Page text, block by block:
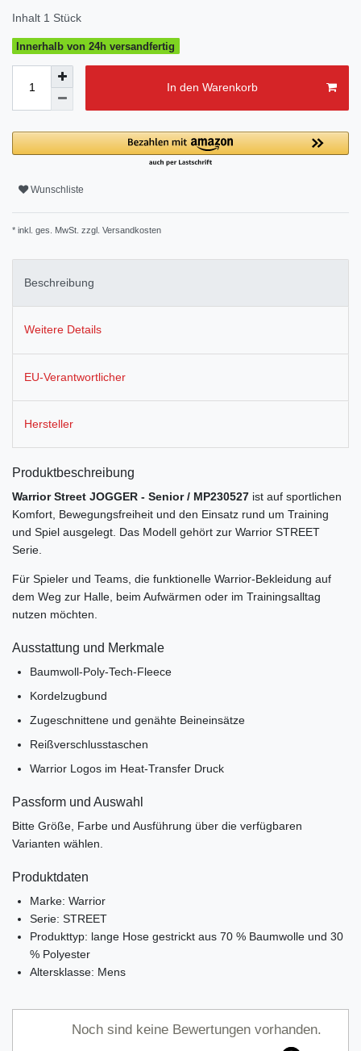
Inhalt 1 Stück
Innerhalb von 24h versandfertig
In den Warenkorb
Wunschliste
* inkl. ges. MwSt. zzgl. Versandkosten
Beschreibung
Weitere Details
EU-Verantwortlicher
Hersteller
Produktbeschreibung
Warrior Street JOGGER - Senior / MP230527 ist auf sportlichen
Komfort, Bewegungsfreiheit und den Einsatz rund um Training
und Spiel ausgelegt. Das Modell gehört zur Warrior STREET
Serie.
Für Spieler und Teams, die funktionelle Warrior-Bekleidung auf
dem Weg zur Halle, beim Aufwärmen oder im Trainingsalltag
nutzen möchten.
Ausstattung und Merkmale
Baumwoll-Poly-Tech-Fleece
Kordelzugbund
Zugeschnittene und genähte Beineinsätze
Reißverschlusstaschen
Warrior Logos im Heat-Transfer Druck
Passform und Auswahl
Bitte Größe, Farbe und Ausführung über die verfügbaren
Varianten wählen.
Produktdaten
Marke: Warrior
Serie: STREET
Produkttyp: lange Hose gestrickt aus 70 % Baumwolle und 30
% Polyester
Altersklasse: Mens
Noch sind keine Bewertungen vorhanden.